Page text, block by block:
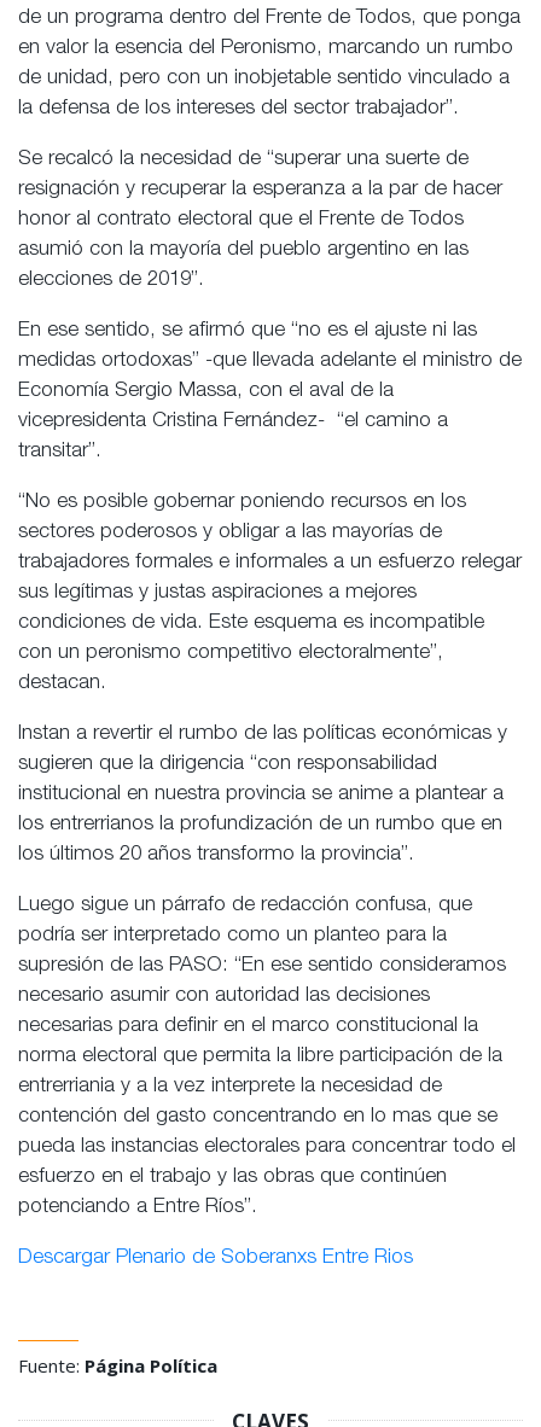
de un programa dentro del Frente de Todos, que ponga
en valor la esencia del Peronismo, marcando un rumbo
de unidad, pero con un inobjetable sentido vinculado a
la defensa de los intereses del sector trabajador”.
Se recalcó la necesidad de “superar una suerte de
resignación y recuperar la esperanza a la par de hacer
honor al contrato electoral que el Frente de Todos
asumió con la mayoría del pueblo argentino en las
elecciones de 2019”.
En ese sentido, se afirmó que “no es el ajuste ni las
medidas ortodoxas” -que llevada adelante el ministro de
Economía Sergio Massa, con el aval de la
vicepresidenta Cristina Fernández- “el camino a
transitar”.
“No es posible gobernar poniendo recursos en los
sectores poderosos y obligar a las mayorías de
trabajadores formales e informales a un esfuerzo relegar
sus legítimas y justas aspiraciones a mejores
condiciones de vida. Este esquema es incompatible
con un peronismo competitivo electoralmente”,
destacan.
Instan a revertir el rumbo de las políticas económicas y
sugieren que la dirigencia “con responsabilidad
institucional en nuestra provincia se anime a plantear a
los entrerrianos la profundización de un rumbo que en
los últimos 20 años transformo la provincia”.
Luego sigue un párrafo de redacción confusa, que
podría ser interpretado como un planteo para la
supresión de las PASO: “En ese sentido consideramos
necesario asumir con autoridad las decisiones
necesarias para definir en el marco constitucional la
norma electoral que permita la libre participación de la
entrerriania y a la vez interprete la necesidad de
contención del gasto concentrando en lo mas que se
pueda las instancias electorales para concentrar todo el
esfuerzo en el trabajo y las obras que continúen
potenciando a Entre Ríos”.
Descargar Plenario de Soberanxs Entre Rios
Fuente: Página Política